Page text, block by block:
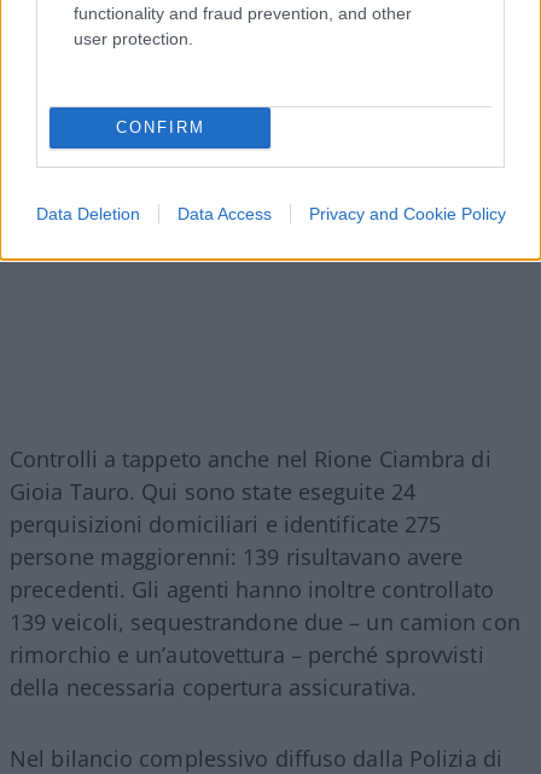
functionality and fraud prevention, and other
user protection.
CONFIRM
Data Deletion Data Access Privacy and Cookie Policy
forze dell’ordine hanno sequestrato ben
quintali di cavi di rame
Controlli a tappeto anche nel Rione Ciambra di
Gioia Tauro. Qui sono state eseguite 24
perquisizioni domiciliari e identificate 275
persone maggiorenni: 139 risultavano avere
precedenti. Gli agenti hanno inoltre controllato
139 veicoli, sequestrandone due – un camion con
rimorchio e un’autovettura – perché sprovvisti
della necessaria copertura assicurativa.
Nel bilancio complessivo diffuso dalla Polizia di